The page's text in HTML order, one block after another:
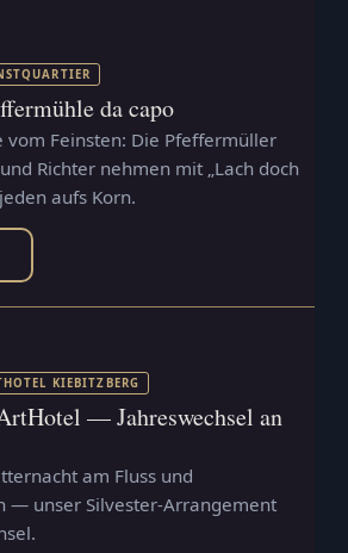
da capo
vom Feinsten: Die Pfeffermüller
Richter nehmen mit „Lach doch
aufs Korn.
KIEBITZBERG
— Jahreswechsel an
am Fluss und
— unser Silvester-Arrangement